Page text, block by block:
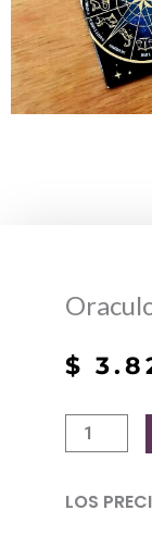
$
Oraculo
los
LOS